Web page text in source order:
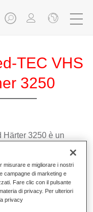
TEC VHS
3250
Härter 3250 è un
Speed-TEC HS
ambiente e
misurare e migliorare i nostri
campagne di marketing e
Fare clic con il pulsante
di privacy. Per ulteriori
privacy